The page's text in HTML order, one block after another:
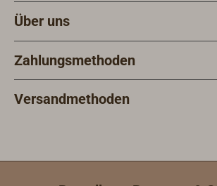
Über uns
Zahlungsmethoden
Versandmethoden